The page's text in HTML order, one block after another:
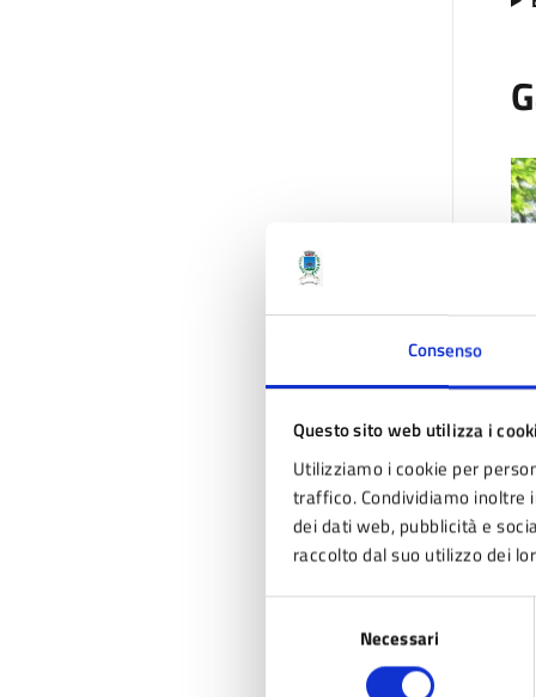
Consenso
Questo sito web utilizza i
Utilizziamo i cookie per
traffico. Condividiamo inoltre
dei dati web, pubblicità e
raccolto dal suo utilizzo dei
Necessari